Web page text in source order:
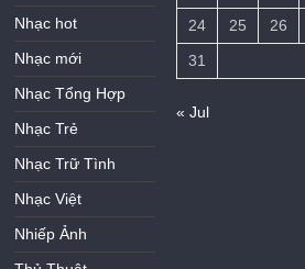
Nhạc hot
Nhạc mới
Nhạc Tổng Hợp
Nhạc Trẻ
Nhạc Trữ Tình
Nhạc Việt
Nhiếp Ảnh
24
25 26
31
« Jul